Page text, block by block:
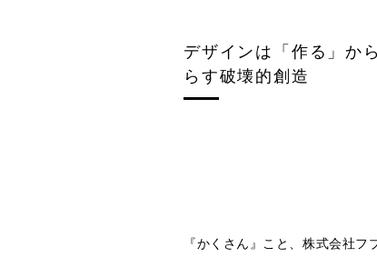
デザインは「作る」か
らす破壊的創造
『かくさん』こと、株式会社フ